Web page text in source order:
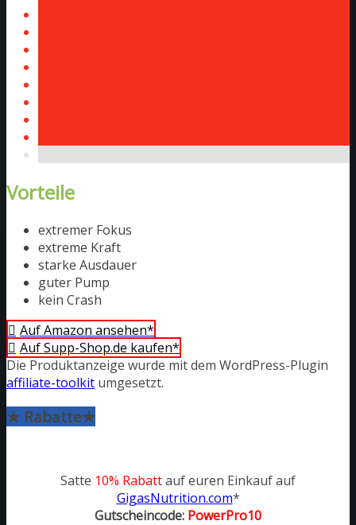
Vorteile
extremer Fokus
extreme Kraft
starke Ausdauer
guter Pump
kein Crash
Auf Amazon ansehen*
Auf Supp-Shop.de kaufen*
Die Produktanzeige wurde mit dem WordPress-Plugin
affiliate-toolkit umgesetzt.
★ Rabatte★
Satte 10% Rabattauf euren Einkauf auf
GigasNutrition.com*
Gutscheincode: PowerPro10